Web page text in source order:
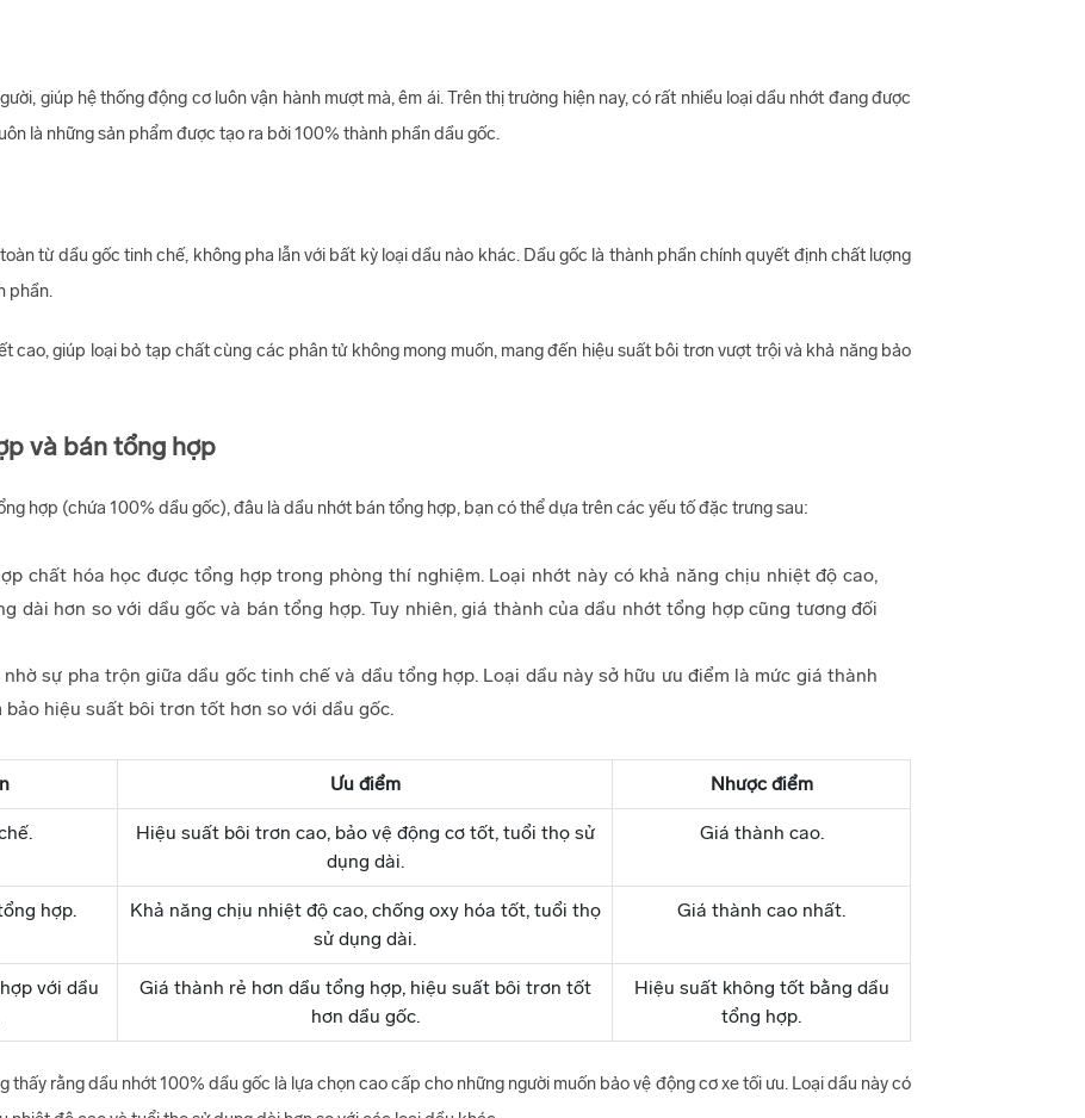
giúp hệ thống động cơ luôn vận hành mượt mà, êm ái. Trên thị trường hiện nay, có rất nhiều loại dầu nhớt đang được
là những sản phẩm được tạo ra bởi 100% thành phần dầu gốc.
từ dầu gốc tinh chế, không pha lẫn với bất kỳ loại dầu nào khác. Dầu gốc là thành phần chính quyết định chất lượng
phần.
cao, giúp loại bỏ tạp chất cùng các phân tử không mong muốn, mang đến hiệu suất bôi trơn vượt trội và khả năng bảo
và bán tổng hợp
hợp (chứa 100% dầu gốc), đâu là dầu nhớt bán tổng hợp, bạn có thể dựa trên các yếu tố đặc trưng sau:
chất hóa học được tổng hợp trong phòng thí nghiệm. Loại nhớt này có khả năng chịu nhiệt độ cao,
dài hơn so với dầu gốc và bán tổng hợp. Tuy nhiên, giá thành của dầu nhớt tổng hợp cũng tương đối
sự pha trộn giữa dầu gốc tinh chế và dầu tổng hợp. Loại dầu này sở hữu ưu điểm là mức giá thành
hiệu suất bôi trơn tốt hơn so với dầu gốc.
Ưu điểm Nhược điểm
Hiệu suất bôi trơn cao, bảo vệ động cơ tốt, tuổi thọ sử
dụng dài.
Giá thành cao.
hợp.
Khả năng chịu nhiệt độ cao, chống oxy hóa tốt, tuổi thọ
sử dụng dài.
Giá thành cao nhất.
với dầu
Giá thành rẻ hơn dầu tổng hợp, hiệu suất bôi trơn tốt
hơn dầu gốc.
Hiệu suất không tốt bằng dầu
tổng hợp.
rằng dầu nhớt 100% dầu gốc là lựa chọn cao cấp cho những người muốn bảo vệ động cơ xe tối ưu. Loại dầu này có